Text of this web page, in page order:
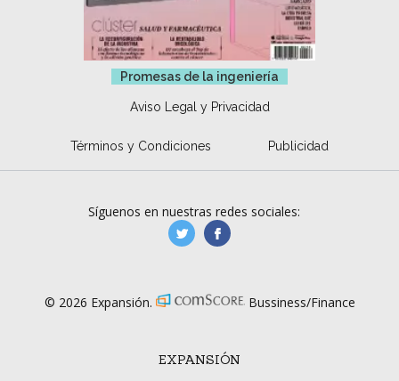
Promesas de la ingeniería
Aviso Legal y Privacidad
Términos y Condiciones Publicidad
EXPANSIÓN
Síguenos en nuestras redes sociales:
manufacturaGE
© 2026 Expansión. Bussiness/Finance